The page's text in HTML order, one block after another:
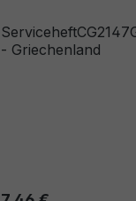
- Griechenland